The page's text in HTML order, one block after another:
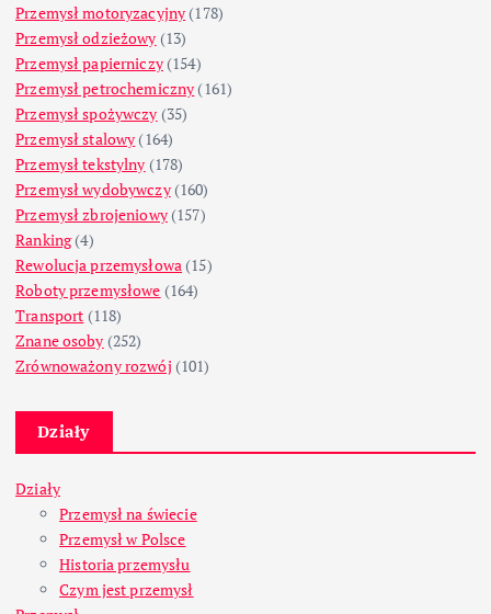
Przemysł motoryzacyjny (178)
Przemysł odzieżowy (13)
Przemysł papierniczy(154)
Przemysł petrochemiczny (161)
Przemysł spożywczy (35)
Przemysł stalowy (164)
Przemysł tekstylny (178)
Przemysł wydobywczy(160)
Przemysł zbrojeniowy(157)
Ranking(4)
Rewolucja przemysłowa (15)
Roboty przemysłowe (164)
Transport (118)
Znane osoby (252)
Zrównoważony rozwój (101)
Działy
Działy
Przemysł na świecie
Przemysł w Polsce
Historia przemysłu
Czym jest przemysł